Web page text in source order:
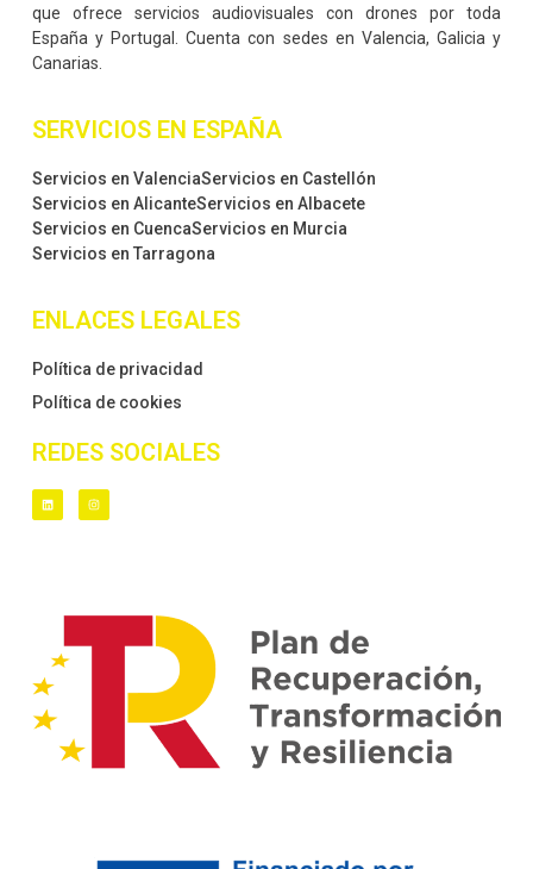
que ofrece servicios audiovisuales con drones por toda
España y Portugal. Cuenta con sedes en Valencia, Galicia y
Canarias.
SERVICIOS EN ESPAÑA
Servicios en ValenciaServicios en Castellón
Servicios en AlicanteServicios en Albacete
Servicios en CuencaServicios en Murcia
Servicios en Tarragona
ENLACES LEGALES
Política de privacidad
Política de cookies
REDES SOCIALES